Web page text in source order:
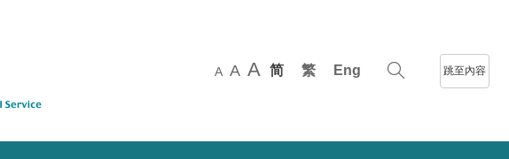
A A A 简 繁 Eng 跳至內容